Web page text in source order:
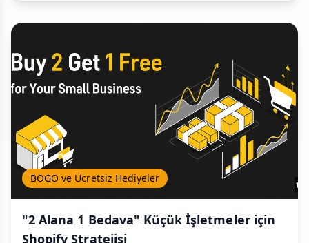
BOGO ve Ücretsiz Hediyeler
"2 Alana 1 Bedava" Küçük İşletmeler için
Shopify Stratejisi